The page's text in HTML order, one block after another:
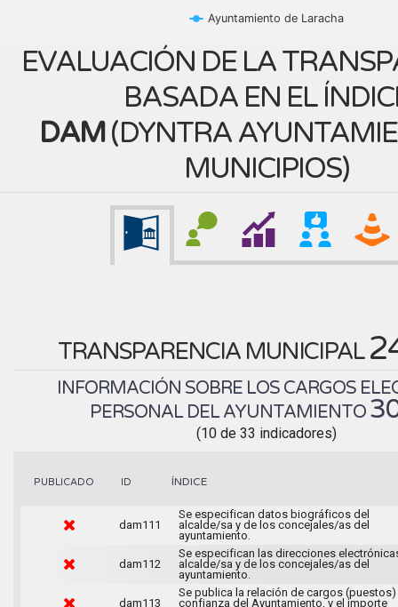
Ayuntamiento de Laracha
EVALUACIÓN DE LA
BASADA EN EL
DAM(DYNTRA
MUNICIPIOS)
TRANSPARENCIA MUNICIPAL
INFORMACIÓN SOBRE LOS CARGOS
PERSONAL DEL AYUNTAMIENTO
(10 de 33 indicadores)
PUBLICADO ID ÍNDICE
dam111
Se especifican datos biográficos del
alcalde/sa y de los concejales/as del
ayuntamiento.
dam112
Se especifican las direcciones
alcalde/sa y de los concejales/as del
ayuntamiento.
dam113
Se publica la relación de cargos
confianza del Ayuntamiento, y el importe